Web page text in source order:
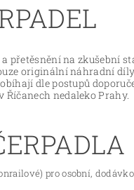
přetěsnění na zkušební
originální náhradní
dle postupů
nedaleko Prahy.
pro osobní,